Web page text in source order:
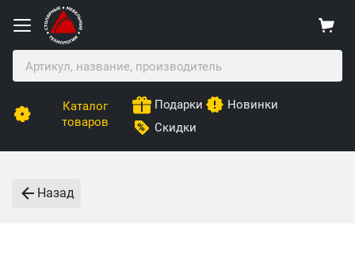
Каталог
товаров
Подарки
Новинки
Скидки
Назад